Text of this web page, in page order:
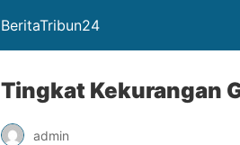
BeritaTribun24
Tingkat Kekurangan
admin